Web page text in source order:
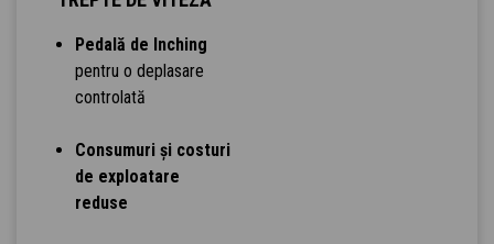
Pedală de Inching
pentru o deplasare
controlată
Consumuri și costuri
de exploatare
reduse